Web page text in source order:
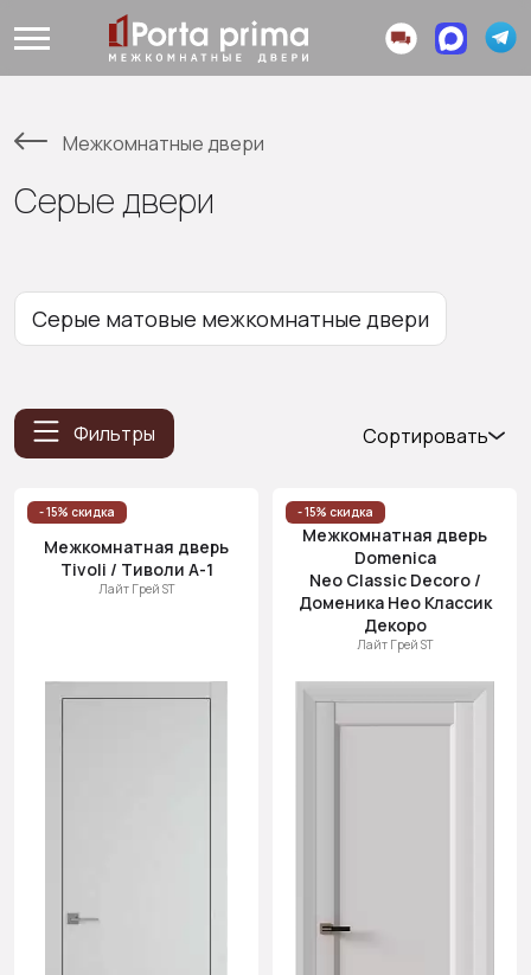
Межкомнатные двери
Серые двери
Серые матовые межкомнатные двери
Фильтры
Сортировать
Цена
(возр.)
Цена (убыв.)
Cначала
новинки
скидки
- 15% скидка
Межкомнатная дверь
Tivoli / Тиволи А-1
Лайт Грей ST
- 15% скидка
Межкомнатная дверь
Domenica
Neo Classic Decoro /
Доменика Нео Классик
Декоро
Лайт Грей ST